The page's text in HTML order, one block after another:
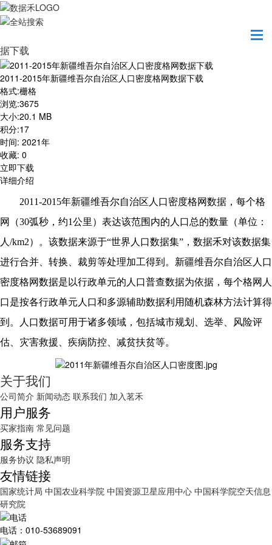
2011-2015年新疆维吾尔自治区人口密度格网数
据下载
2011-2015年新疆维吾尔自治区人口密度格网数据下载
格式:栅格
浏览:3675
大小:20.1 MB
积分:17
时间: 2021年
收藏: 0
立即下载
详细介绍
2011-2015年新疆维吾尔自治区 人口密度格网数据，每个格
网（30弧秒，约1公里）表达该范围内的人口总的数量（单位：
人/km2）。该数据来源于“世界人口数据集”，数据禾对该数据集
进行合并、转换、裁剪等处理加工得到。 新疆维吾尔自治区 人口
密度格网数据是以行政单元的人口普查数据为依据，每个格网人
口是按各行政单元人口和多源辅助数据利用随机森林方法计算得
到。人口数据可用于诸多领域，包括城市规划、选举、风险评
估、灾害救援、疾病防控、减贫扶贫等。
关于我们
公司简介 新闻动态 联系我们 加入茗禾
用户服务
买家指南 常见问题
服务支持
服务协议 隐私声明
友情链接
国家统计局 中国农业科学院 中国资源卫星应用中心 中国科学院空天信息
研究院
电话：010-53689091